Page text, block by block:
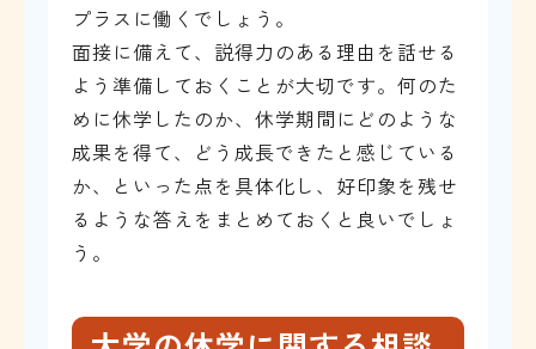
プラスに働くでしょう。
面接に備えて、説得力のある理由を話せる
よう準備しておくことが大切です。何のた
めに休学したのか、休学期間にどのような
成果を得て、どう成長できたと感じている
か、といった点を具体化し、好印象を残せ
るような答えをまとめておくと良いでしょ
う。